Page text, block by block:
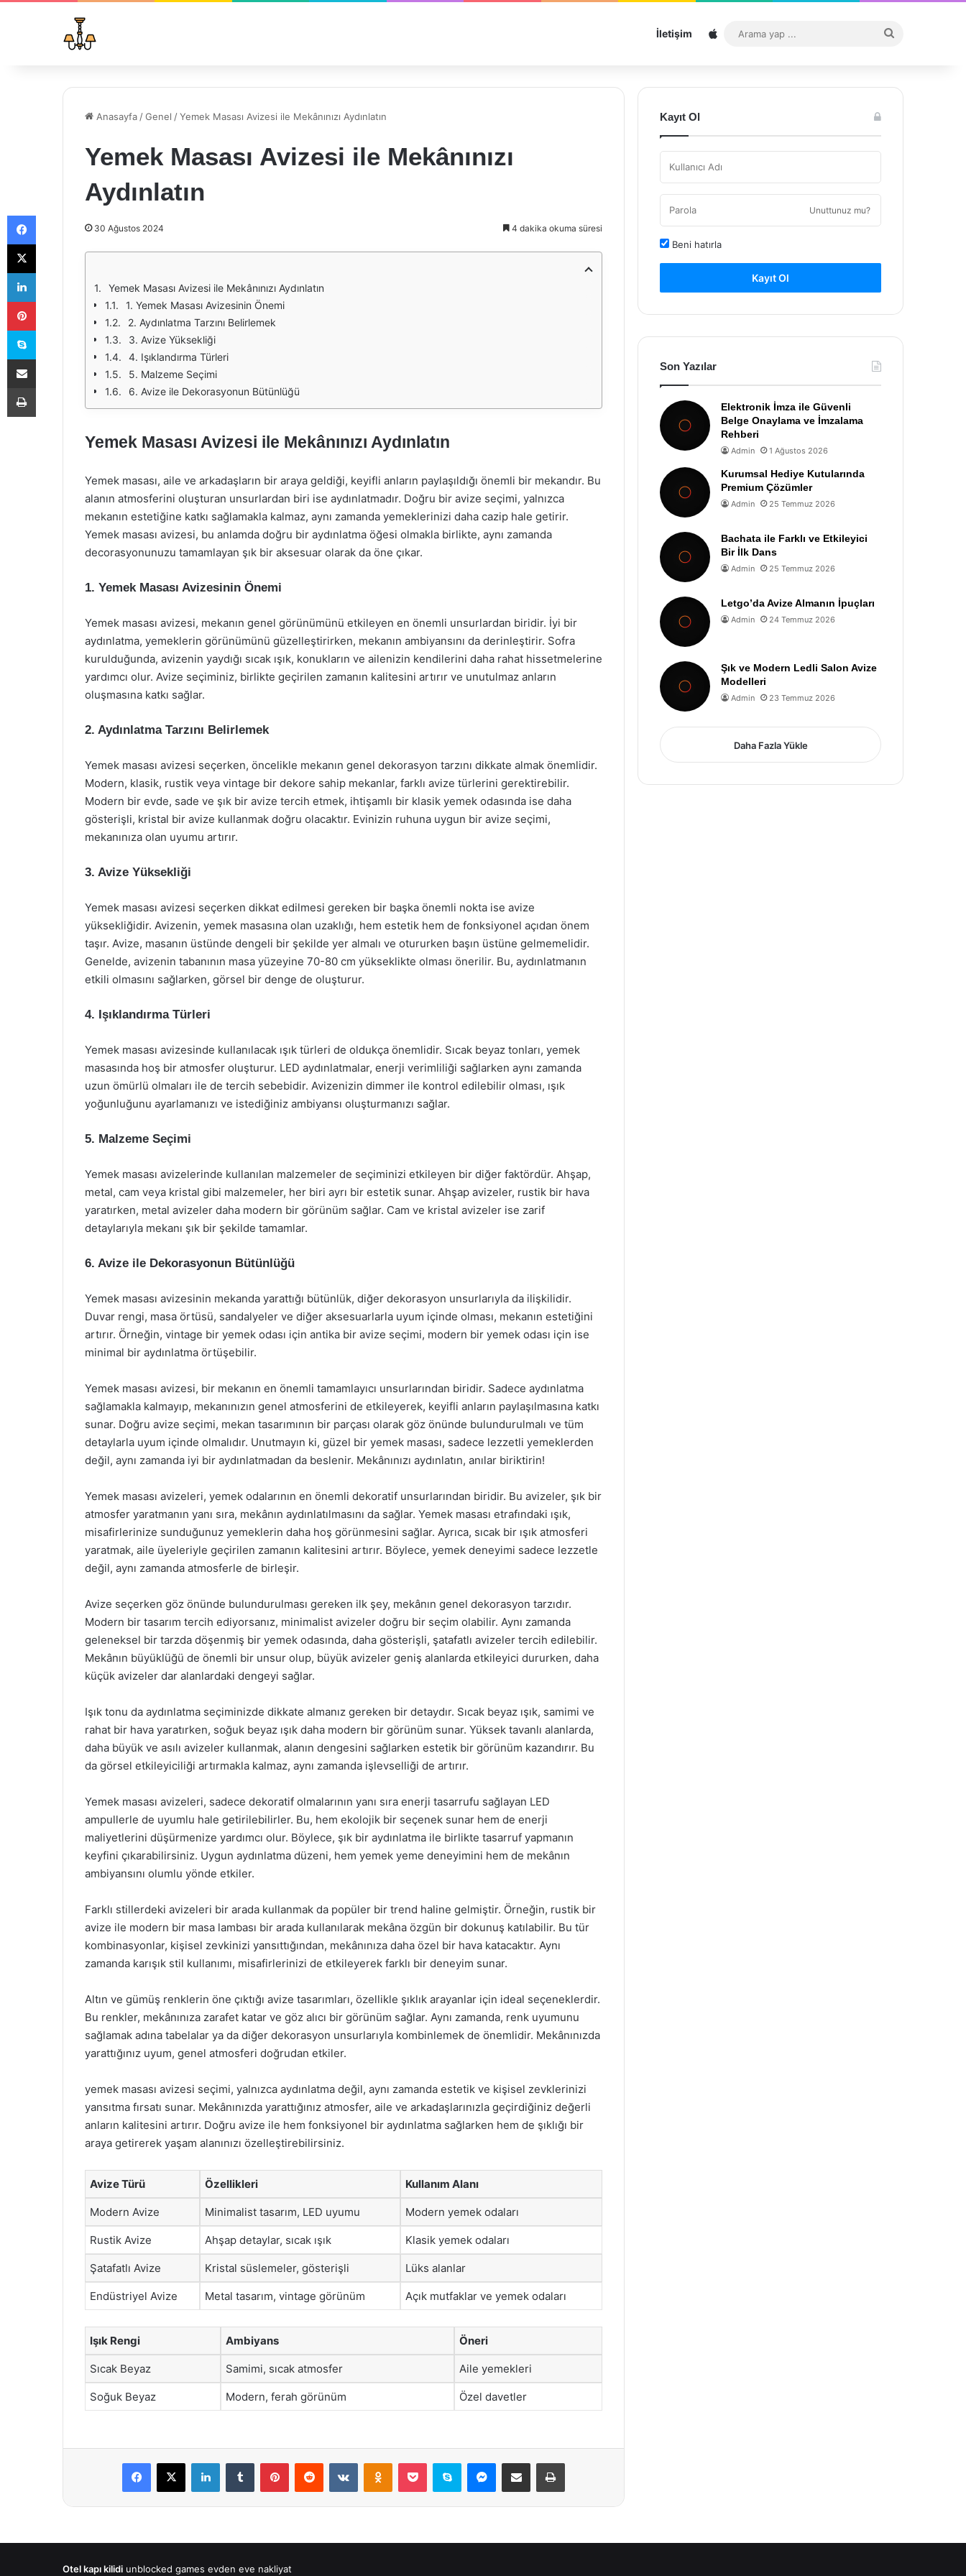
İletişim Sitemap
...
Anasayfa /Genel /Yemek Masası Avizesi ile Mekânınızı Aydınlatın
Yemek Masası Avizesi ile Mekânınızı
Aydınlatın
30 Ağustos 2024 4 dakika okuma süresi
Yemek Masası Avizesi ile Mekânınızı Aydınlatın
1. Yemek Masası Avizesinin Önemi
2. Aydınlatma Tarzını Belirlemek
3. Avize Yüksekliği
4. Işıklandırma Türleri
5. Malzeme Seçimi
6. Avize ile Dekorasyonun Bütünlüğü
Yemek Masası Avizesi ile Mekânınızı Aydınlatın
Yemek masası, aile ve arkadaşların bir araya geldiği, keyifli anların paylaşıldığı önemli bir mekandır. Bu
alanın atmosferini oluşturan unsurlardan biri ise aydınlatmadır. Doğru bir avize seçimi, yalnızca
mekanın estetiğine katkı sağlamakla kalmaz, aynı zamanda yemeklerinizi daha cazip hale getirir.
Yemek masası avizesi, bu anlamda doğru bir aydınlatma öğesi olmakla birlikte, aynı zamanda
decorasyonunuzu tamamlayan şık bir aksesuar olarak da öne çıkar.
1. Yemek Masası Avizesinin Önemi
Yemek masası avizesi, mekanın genel görünümünü etkileyen en önemli unsurlardan biridir. İyi bir
aydınlatma, yemeklerin görünümünü güzelleştirirken, mekanın ambiyansını da derinleştirir. Sofra
kurulduğunda, avizenin yaydığı sıcak ışık, konukların ve ailenizin kendilerini daha rahat hissetmelerine
yardımcı olur. Avize seçiminiz, birlikte geçirilen zamanın kalitesini artırır ve unutulmaz anların
oluşmasına katkı sağlar.
2. Aydınlatma Tarzını Belirlemek
Yemek masası avizesi seçerken, öncelikle mekanın genel dekorasyon tarzını dikkate almak önemlidir.
Modern, klasik, rustik veya vintage bir dekore sahip mekanlar, farklı avize türlerini gerektirebilir.
Modern bir evde, sade ve şık bir avize tercih etmek, ihtişamlı bir klasik yemek odasında ise daha
gösterişli, kristal bir avize kullanmak doğru olacaktır. Evinizin ruhuna uygun bir avize seçimi,
mekanınıza olan uyumu artırır.
3. Avize Yüksekliği
Yemek masası avizesi seçerken dikkat edilmesi gereken bir başka önemli nokta ise avize
yüksekliğidir. Avizenin, yemek masasına olan uzaklığı, hem estetik hem de fonksiyonel açıdan önem
taşır. Avize, masanın üstünde dengeli bir şekilde yer almalı ve otururken başın üstüne gelmemelidir.
Genelde, avizenin tabanının masa yüzeyine 70-80 cm yükseklikte olması önerilir. Bu, aydınlatmanın
etkili olmasını sağlarken, görsel bir denge de oluşturur.
4. Işıklandırma Türleri
Yemek masası avizesinde kullanılacak ışık türleri de oldukça önemlidir. Sıcak beyaz tonları, yemek
masasında hoş bir atmosfer oluşturur. LED aydınlatmalar, enerji verimliliği sağlarken aynı zamanda
uzun ömürlü olmaları ile de tercih sebebidir. Avizenizin dimmer ile kontrol edilebilir olması, ışık
yoğunluğunu ayarlamanızı ve istediğiniz ambiyansı oluşturmanızı sağlar.
5. Malzeme Seçimi
Yemek masası avizelerinde kullanılan malzemeler de seçiminizi etkileyen bir diğer faktördür. Ahşap,
metal, cam veya kristal gibi malzemeler, her biri ayrı bir estetik sunar. Ahşap avizeler, rustik bir hava
yaratırken, metal avizeler daha modern bir görünüm sağlar. Cam ve kristal avizeler ise zarif
detaylarıyla mekanı şık bir şekilde tamamlar.
6. Avize ile Dekorasyonun Bütünlüğü
Yemek masası avizesinin mekanda yarattığı bütünlük, diğer dekorasyon unsurlarıyla da ilişkilidir.
Duvar rengi, masa örtüsü, sandalyeler ve diğer aksesuarlarla uyum içinde olması, mekanın estetiğini
artırır. Örneğin, vintage bir yemek odası için antika bir avize seçimi, modern bir yemek odası için ise
minimal bir aydınlatma örtüşebilir.
Yemek masası avizesi, bir mekanın en önemli tamamlayıcı unsurlarından biridir. Sadece aydınlatma
sağlamakla kalmayıp, mekanınızın genel atmosferini de etkileyerek, keyifli anların paylaşılmasına katkı
sunar. Doğru avize seçimi, mekan tasarımının bir parçası olarak göz önünde bulundurulmalı ve tüm
detaylarla uyum içinde olmalıdır. Unutmayın ki, güzel bir yemek masası, sadece lezzetli yemeklerden
değil, aynı zamanda iyi bir aydınlatmadan da beslenir. Mekânınızı aydınlatın, anılar biriktirin!
Yemek masası avizeleri, yemek odalarının en önemli dekoratif unsurlarından biridir. Bu avizeler, şık bir
atmosfer yaratmanın yanı sıra, mekânın aydınlatılmasını da sağlar. Yemek masası etrafındaki ışık,
misafirlerinize sunduğunuz yemeklerin daha hoş görünmesini sağlar. Ayrıca, sıcak bir ışık atmosferi
yaratmak, aile üyeleriyle geçirilen zamanın kalitesini artırır. Böylece, yemek deneyimi sadece lezzetle
değil, aynı zamanda atmosferle de birleşir.
Avize seçerken göz önünde bulundurulması gereken ilk şey, mekânın genel dekorasyon tarzıdır.
Modern bir tasarım tercih ediyorsanız, minimalist avizeler doğru bir seçim olabilir. Aynı zamanda
geleneksel bir tarzda döşenmiş bir yemek odasında, daha gösterişli, şatafatlı avizeler tercih edilebilir.
Mekânın büyüklüğü de önemli bir unsur olup, büyük avizeler geniş alanlarda etkileyici dururken, daha
küçük avizeler dar alanlardaki dengeyi sağlar.
Işık tonu da aydınlatma seçiminizde dikkate almanız gereken bir detaydır. Sıcak beyaz ışık, samimi ve
rahat bir hava yaratırken, soğuk beyaz ışık daha modern bir görünüm sunar. Yüksek tavanlı alanlarda,
daha büyük ve asılı avizeler kullanmak, alanın dengesini sağlarken estetik bir görünüm kazandırır. Bu
da görsel etkileyiciliği artırmakla kalmaz, aynı zamanda işlevselliği de artırır.
Yemek masası avizeleri, sadece dekoratif olmalarının yanı sıra enerji tasarrufu sağlayan LED
ampullerle de uyumlu hale getirilebilirler. Bu, hem ekolojik bir seçenek sunar hem de enerji
maliyetlerini düşürmenize yardımcı olur. Böylece, şık bir aydınlatma ile birlikte tasarruf yapmanın
keyfini çıkarabilirsiniz. Uygun aydınlatma düzeni, hem yemek yeme deneyimini hem de mekânın
ambiyansını olumlu yönde etkiler.
Farklı stillerdeki avizeleri bir arada kullanmak da popüler bir trend haline gelmiştir. Örneğin, rustik bir
avize ile modern bir masa lambası bir arada kullanılarak mekâna özgün bir dokunuş katılabilir. Bu tür
kombinasyonlar, kişisel zevkinizi yansıttığından, mekânınıza daha özel bir hava katacaktır. Aynı
zamanda karışık stil kullanımı, misafirlerinizi de etkileyerek farklı bir deneyim sunar.
Altın ve gümüş renklerin öne çıktığı avize tasarımları, özellikle şıklık arayanlar için ideal seçeneklerdir.
Bu renkler, mekânınıza zarafet katar ve göz alıcı bir görünüm sağlar. Aynı zamanda, renk uyumunu
sağlamak adına tabelalar ya da diğer dekorasyon unsurlarıyla kombinlemek de önemlidir. Mekânınızda
yarattığınız uyum, genel atmosferi doğrudan etkiler.
yemek masası avizesi seçimi, yalnızca aydınlatma değil, aynı zamanda estetik ve kişisel zevklerinizi
yansıtma fırsatı sunar. Mekânınızda yarattığınız atmosfer, aile ve arkadaşlarınızla geçirdiğiniz değerli
anların kalitesini artırır. Doğru avize ile hem fonksiyonel bir aydınlatma sağlarken hem de şıklığı bir
araya getirerek yaşam alanınızı özelleştirebilirsiniz.
Avize Türü Özellikleri Kullanım Alanı
Modern Avize Minimalist tasarım, LED uyumu Modern yemek odaları
Rustik Avize Ahşap detaylar, sıcak ışık Klasik yemek odaları
Şatafatlı Avize Kristal süslemeler, gösterişli Lüks alanlar
Endüstriyel Avize Metal tasarım, vintage görünüm Açık mutfaklar ve yemek odaları
Işık Rengi Ambiyans Öneri
Sıcak Beyaz Samimi, sıcak atmosfer Aile yemekleri
Soğuk Beyaz Modern, ferah görünüm Özel davetler
Facebook
X LinkedInTumblr PinterestReddit VKontakteOdnoklassniki
Pocket Skype Messenger
E-Posta ile paylaş Yazdır
Kayıt Ol
Unuttunuz mu?
Beni hatırla
Kayıt Ol
Son Yazılar
Elektronik İmza ile Güvenli
Belge Onaylama ve İmzalama
Rehberi
Admin 1 Ağustos 2026
Kurumsal Hediye Kutularında
Premium Çözümler
Admin 25 Temmuz 2026
Bachata ile Farklı ve Etkileyici
Bir İlk Dans
Admin 25 Temmuz 2026
Letgo’da Avize Almanın İpuçları
Admin 24 Temmuz 2026
Şık ve Modern Ledli Salon Avize
Modelleri
Admin 23 Temmuz 2026
Daha Fazla Yükle
Otel kapı kilidi unblocked games evden eve nakliyat
Facebook
X
LinkedIn
Pinterest
Skype
E-Posta ile paylaş